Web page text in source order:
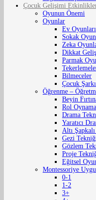
Çocuk Gelişimi
Oyunun Önemi
Oyunlar
Ev Oyunları
Sokak
Zeka
Dikkat
Parmak
Bilmeceler
Çocuk
Öğrenme –
Beyin
Rol
Drama
Yaratıcı
Altı
Gezi
Gözlem
Proje
Eğitsel
Montessoriye
0-1
1-2
3+